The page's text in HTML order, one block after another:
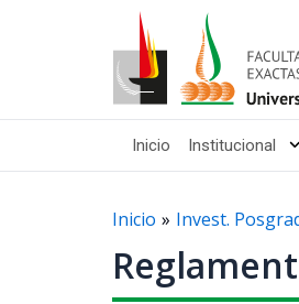
Inicio Institucional
Inicio Invest.